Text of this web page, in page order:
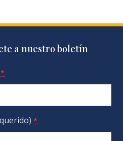
a nuestro boletín
*
*